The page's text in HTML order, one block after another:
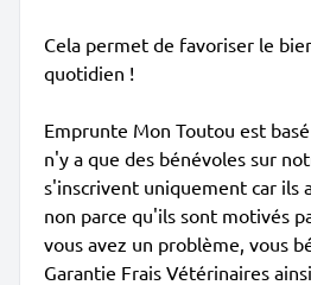
Cela permet de favoriser le
quotidien !
Emprunte Mon Toutou est
n'y a que des bénévoles sur
s'inscrivent uniquement car ils
non parce qu'ils sont motivés
vous avez un problème, vous
Garantie Frais Vétérinaires